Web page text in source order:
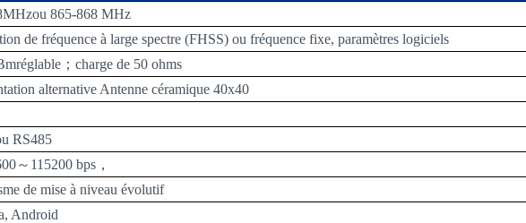
zou 865-868 MHz
de fréquence à large spectre (FHSS) ou fréquence fixe, paramètres logiciels
réglable ； charge de 50 ohms
alternative Antenne céramique 40x40
RS485
～ 115200 bps ，
de mise à niveau évolutif
Android